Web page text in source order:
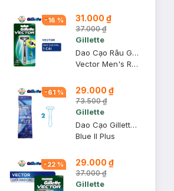
-16 % 31.000 ₫
37.000 ₫
Gillette
Dao Cạo Râu Gillette Vector Hai Lưỡi Kép (1 Cán + 1 Lưỡi)
Vector Men's Razor
-61 % 29.000 ₫
73.500 ₫
Gillette
Dao Cạo Gillette Blue II Plus Cán Xanh (2 Cây)
Blue II Plus
-22 % 29.000 ₫
37.000 ₫
Gillette